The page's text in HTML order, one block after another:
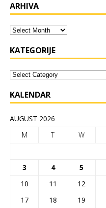
ARHIVA
KATEGORIJE
KALENDAR
AUGUST 2026
M
T W
3
4 5
10
11 12
17
18 19